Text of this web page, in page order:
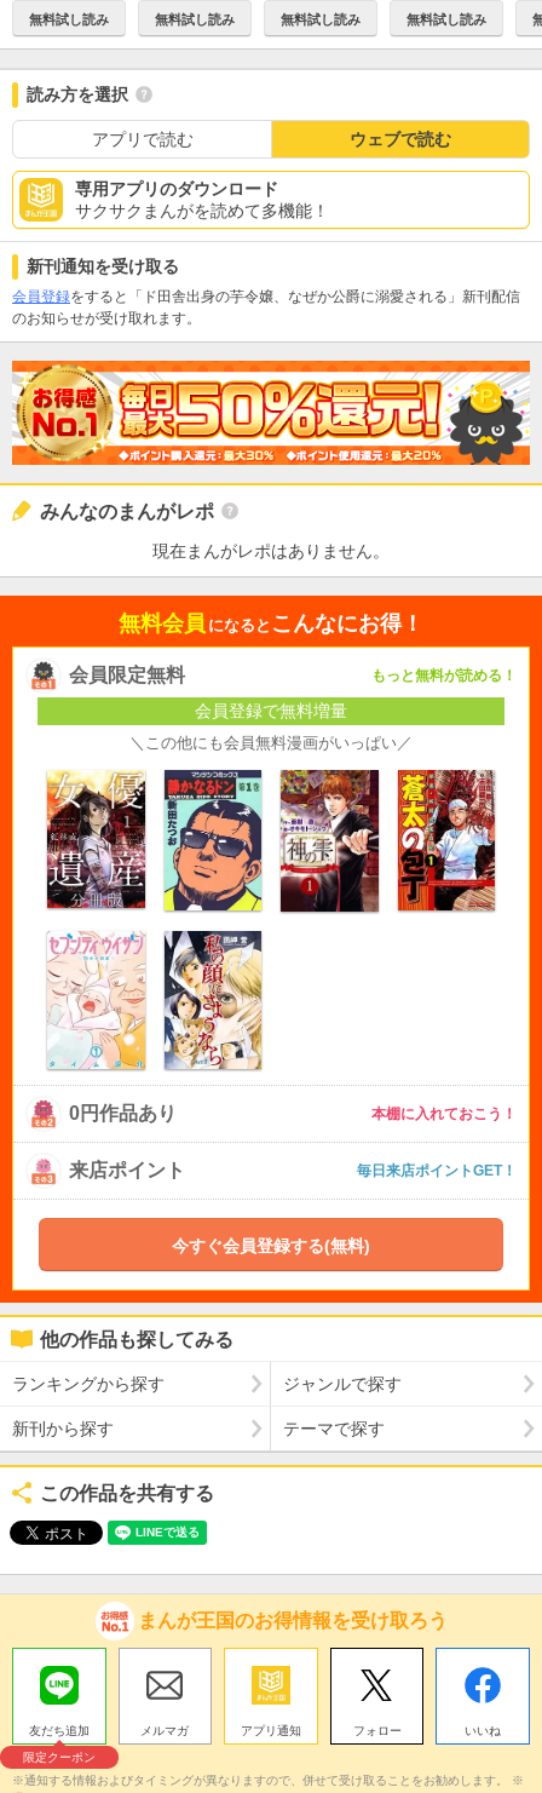
無料試し読み 無料試し読み 無料試し読み 無料試し読み
読み方を選択
アプリで読む ウェブで読む
専用アプリのダウンロード
サクサクまんがを読めて多機能！
新刊通知を受け取る
会員登録をすると「ド田舎出身の芋令嬢、なぜか公爵に溺愛される」新刊配信
のお知らせが受け取れます。
みんなのまんがレポ
現在まんがレポはありません。
無料会員 になると こんなにお得！
会員限定無料 もっと無料が読める！
会員登録で無料増量
＼この他にも会員無料漫画がいっぱい／
0円作品あり 本棚に入れておこう！
来店ポイント 毎日来店ポイントGET！
今すぐ会員登録する(無料)
他の作品も探してみる
ランキングから探す ジャンルで探す
新刊から探す テーマで探す
この作品を共有する
まんが王国のお得情報を受け取ろう
友だち追加
限定クーポン
メルマガ アプリ通知 フォロー いいね
※通知する情報およびタイミングが異なりますので、併せて受け取ることをお勧めします。 ※